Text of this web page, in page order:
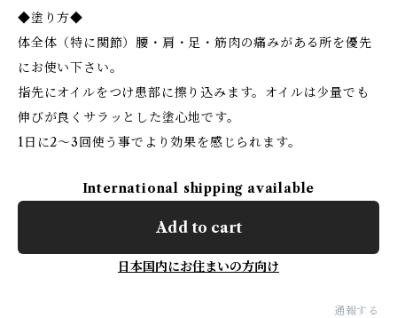
◆塗り方◆
体全体（特に関節）腰・肩・足・筋肉の痛みがある所を優先
にお使い下さい。
指先にオイルをつけ患部に擦り込みます。オイルは少量でも
伸びが良くサラッとした塗心地です。
1日に2～3回使う事でより効果を感じられます。
International shipping available
Add to cart
日本国内にお住まいの方向け
通報する